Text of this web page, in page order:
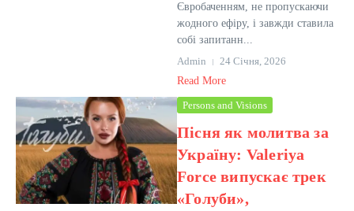
Євробаченням, не пропускаючи
жодного ефіру, і завжди ставила
собі запитанн...
Admin
24 Січня, 2026
Read More
Persons and Visions
Пісня як молитва за
Україну: Valeriya
Force випускає трек
«Голуби»,